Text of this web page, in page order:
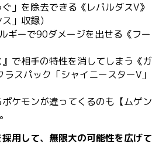
」を除去できる《レパルダスV》
」収録）
ギーで90ダメージを出せる《フー
で相手の特性を消してしまう《ガ
スパック「シャイニースターV」
ケモンが違ってくるのも【ムゲン
用して、無限大の可能性を広げて